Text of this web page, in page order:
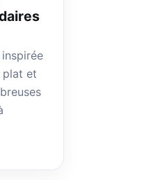
plat et